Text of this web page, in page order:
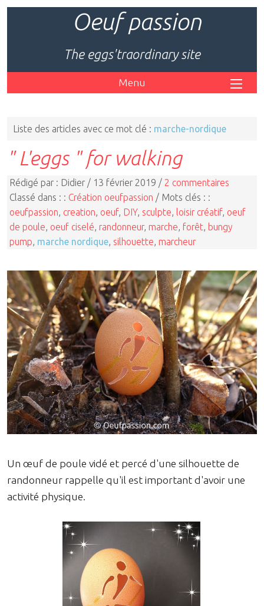
Oeuf passion
The eggs'traordinary site
Menu
Liste des articles avec ce mot clé : marche-nordique
" L'eggs " for walking
Rédigé par : Didier / 13 février 2019 / 2 commentaires
Classé dans : : Création oeufpassion / Mots clés : :
oeufpassion creation oeuf, DIY, sculpte loisir créatif, oeuf
de poule oeuf ciselé randonneur, marche forêt bungy
pump marche nordique silhouette marcheur
Un œuf de poule vidé et percé d'une silhouette de
randonneur rappelle qu'il est important d'avoir une
activité physique.